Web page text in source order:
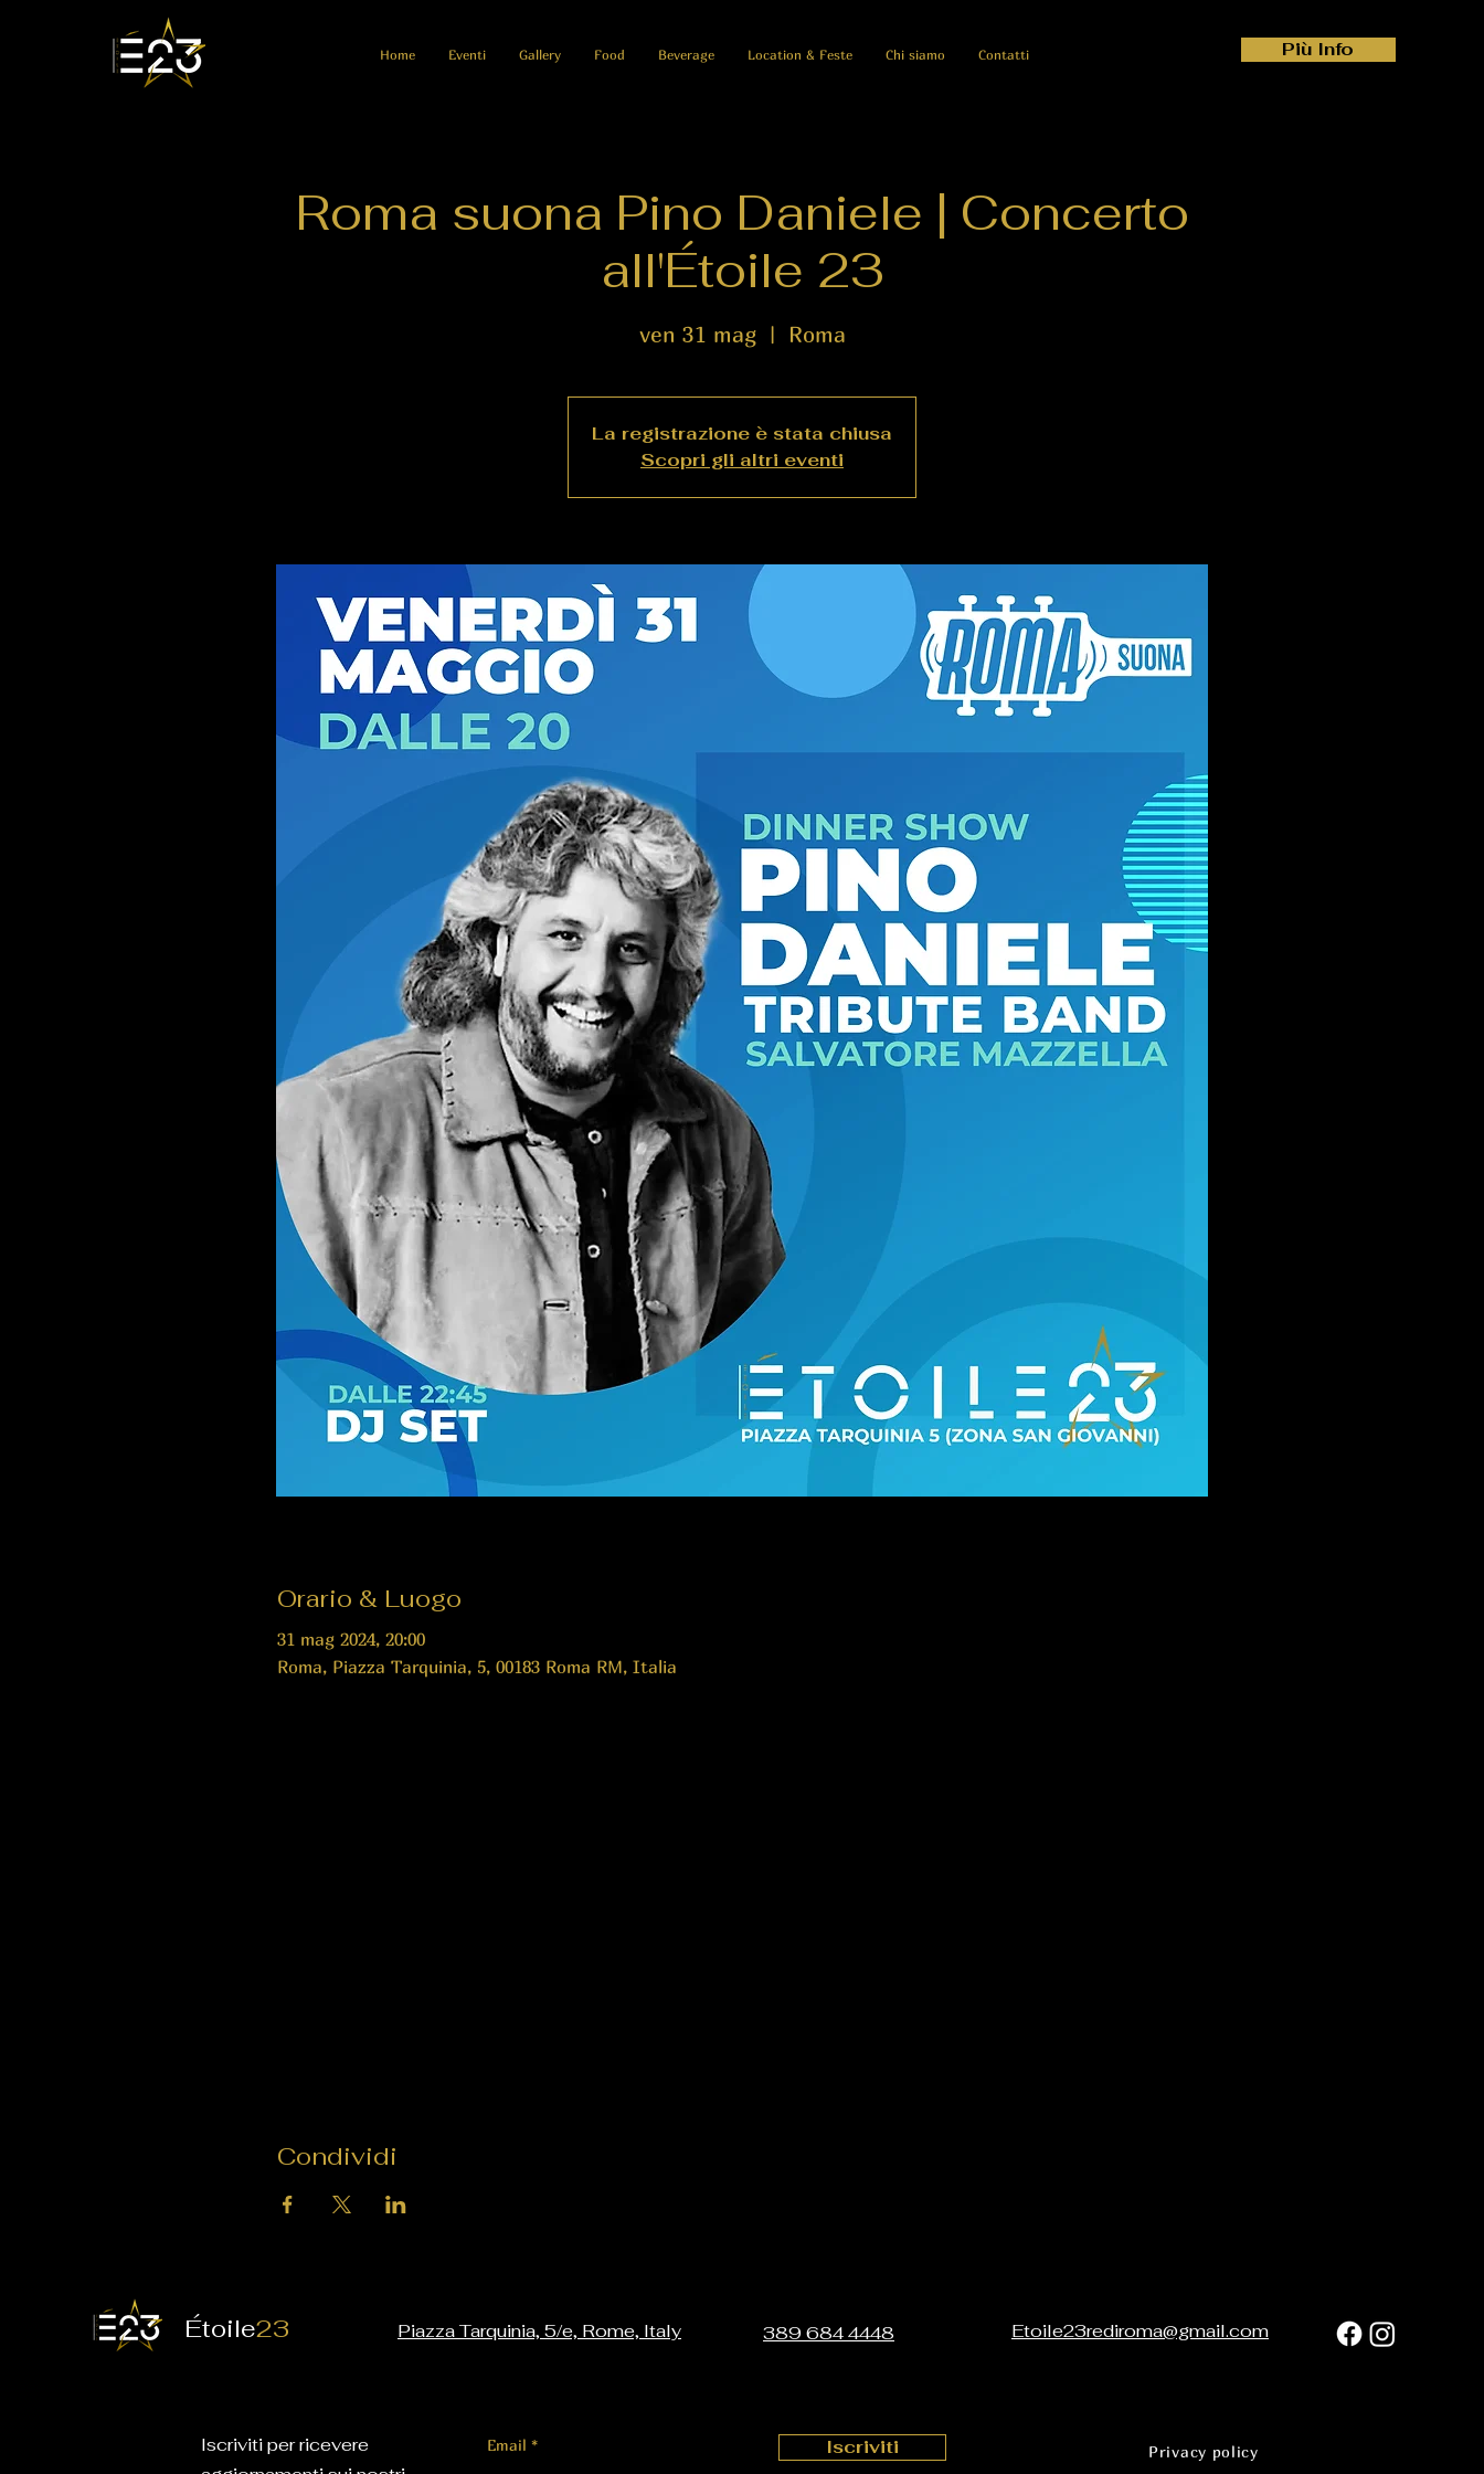
Home Eventi Gallery Food Beverage Location & Feste Chi siamo Contatti Più Info
Roma suona Pino Daniele | Concerto
all'Étoile 23
ven 31 mag
  |
Roma
La registrazione è stata chiusa
Scopri gli altri eventi
Orario & Luogo
31 mag 2024, 20:00
Roma, Piazza Tarquinia, 5, 00183 Roma RM, Italia
Condividi
Étoile23 Piazza Tarquinia, 5/e, Rome, Italy 389 684 4448 Etoile23rediroma@gmail.com
Iscriviti per ricevere
Email Iscriviti Privacy policy